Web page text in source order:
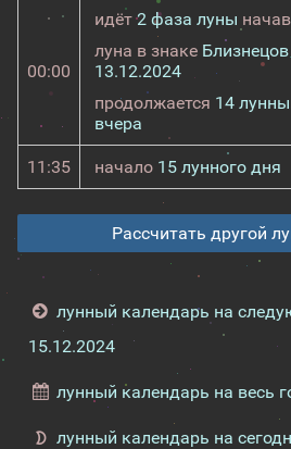
00:00
идёт2 фаза луны
луна в знаке Близнецов
13.12.2024
продолжается 14
вчера
11:35 начало 15 лунного дня
Рассчитать другой
лунный календарь на
15.12.2024
лунный календарь на весь
лунный календарь на